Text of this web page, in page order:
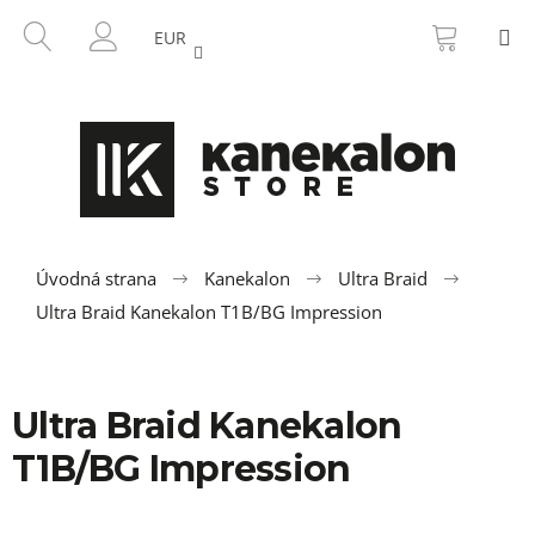
HĽADAŤ
PRIHLÁSENIE
EUR KOŠÍK
Úvodná strana Kanekalon
Ultra Braid
Ultra Braid Kanekalon T1B/BG Impression
Ultra Braid Kanekalon
T1B/BG Impression
SPÄŤ
SPÄŤ
e
e
t